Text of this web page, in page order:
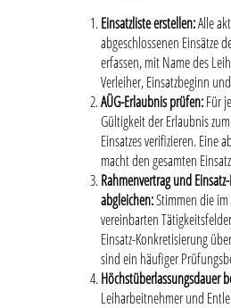
Einsatzliste erstellen:Alle
abgeschlossenen Einsätze
erfassen, mit Name des
Verleiher, Einsatzbeginn
AÜG-Erlaubnis prüfen:Für
Gültigkeit der Erlaubnis
Einsatzes verifizieren. Eine
macht den gesamten
Rahmenvertrag und
abgleichen:Stimmen die
vereinbarten
Einsatz-Konkretisierung
sind ein häufiger
Höchstüberlassungsdauer
Leiharbeitnehmer und